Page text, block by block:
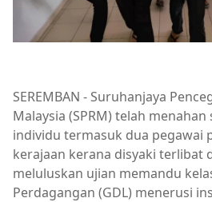
SEREMBAN - Suruhanjaya
Malaysia (SPRM) telah
individu termasuk dua pegawai
kerajaan kerana disyaki terlibat
meluluskan ujian memandu
Perdagangan (GDL) menerusi